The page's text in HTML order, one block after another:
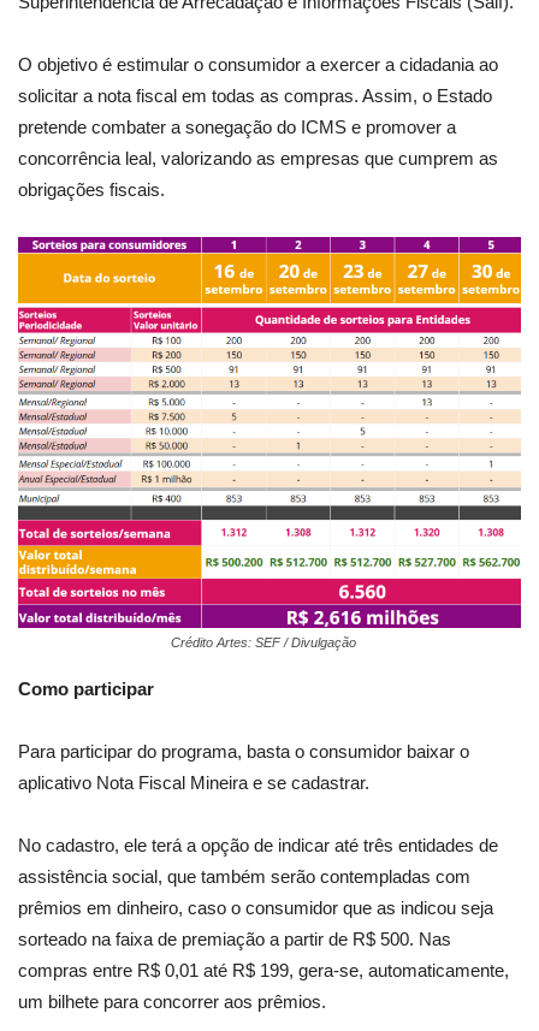
O objetivo é estimular o consumidor a exercer a cidadania ao
solicitar a nota fiscal em todas as compras. Assim, o Estado
pretende combater a sonegação do ICMS e promover a
concorrência leal, valorizando as empresas que cumprem as
obrigações fiscais.
Crédito Artes: SEF / Divulgação
Como participar
Para participar do programa, basta o consumidor baixar o
aplicativo Nota Fiscal Mineira e se cadastrar.
No cadastro, ele terá a opção de indicar até três entidades de
assistência social, que também serão contempladas com
prêmios em dinheiro, caso o consumidor que as indicou seja
sorteado na faixa de premiação a partir de R$ 500. Nas
compras entre R$ 0,01 até R$ 199, gera-se, automaticamente,
um bilhete para concorrer aos prêmios.